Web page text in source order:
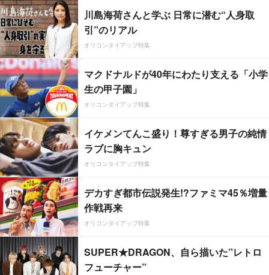
川島海荷さんと学ぶ 日常に潜む“人身取
引”のリアル
オリコンタイアップ特集
マクドナルドが40年にわたり支える「小学
生の甲子園」
オリコンタイアップ特集
イケメンてんこ盛り！尊すぎる男子の純情
ラブに胸キュン
オリコンタイアップ特集
デカすぎ都市伝説発生!?ファミマ45％増量
作戦再来
オリコンタイアップ特集
SUPER★DRAGON、自ら描いた”レトロ
フューチャー”